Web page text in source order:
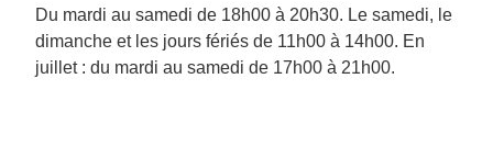
Du mardi au samedi de 18h00 à 20h30. Le samedi, le
dimanche et les jours fériés de 11h00 à 14h00. En
juillet : du mardi au samedi de 17h00 à 21h00.